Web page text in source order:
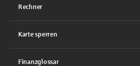
Rechner
Karte sperren
Finanzglossar